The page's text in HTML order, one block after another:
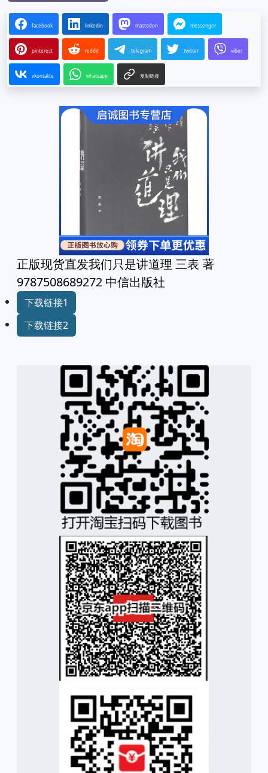
facebook linkedin mastodon messenger
pinterest reddit telegram twitter viber
vkontakte whatsapp 复制链接
正版现货直发我们只是讲道理 三表 著
9787508689272 中信出版社
下载链接1
下载链接2